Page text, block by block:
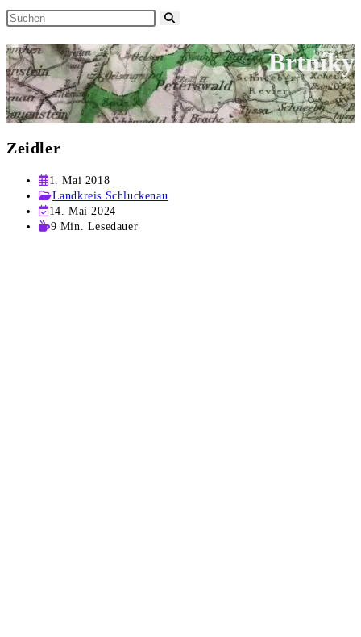
Diese
durchsuchen
Brtníky
Zeidler
Beitrag
veröffentlicht:
1. Mai 2018
Beitrags-
Kategorie:
Landkreis Schluckenau
Beitrag
zuletzt
14. Mai 2024
Lesedauer:
9 Min. Lesedauer